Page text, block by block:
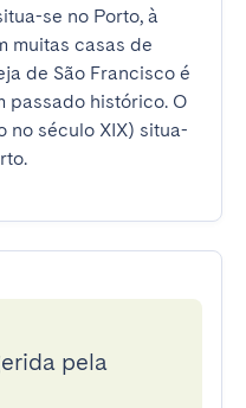
se no Porto, à
muitas casas de
de São Francisco é
passado histórico. O
no século XIX) situa-
pela